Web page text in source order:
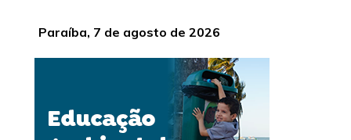
Paraíba, 7 de agosto de 2026